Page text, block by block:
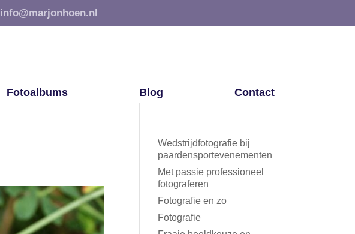
info@marjonhoen.nl
Fotoalbums Blog Contact
Wedstrijdfotografie bij
paardensportevenementen
Met passie professioneel
fotograferen
Fotografie en zo
Fotografie